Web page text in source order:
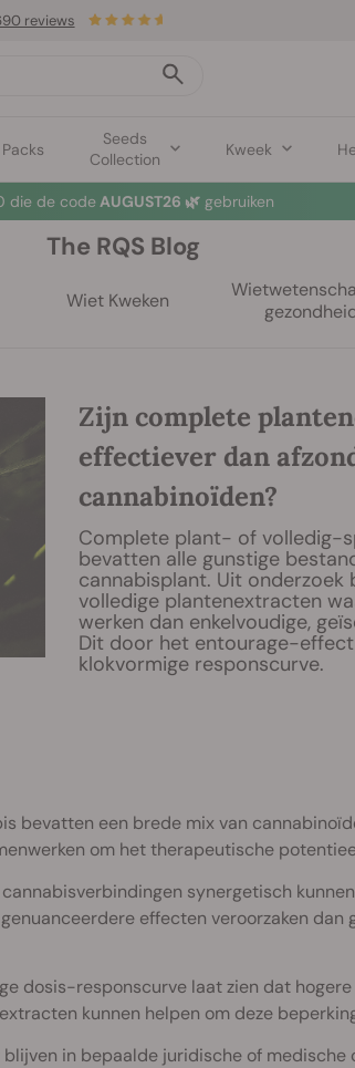
Seeds
Collection
Kweek
reviews
producten! ⏤Koop nu 🛍️
The RQS Blog
Wiet Kweken
Zijn complete
effectiever dan
cannabinoïden?
Complete plant- of volledig-
bevatten alle gunstige
cannabisplant. Uit onderzoek
volledige plantenextracten
werken dan enkelvoudige,
Dit door het entourage-
klokvormige responscurve.
bevatten een brede mix van
om het therapeutische
synergetisch
effecten veroorzaken
dosis-responscurve laat zien dat
kunnen helpen om deze
in bepaalde juridische of medische